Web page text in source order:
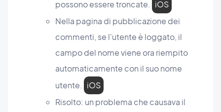
possono essere troncate. iOS
Nella pagina di pubblicazione dei
commenti, se l'utente è loggato, il
campo del nome viene ora riempito
automaticamente con il suo nome
utente. iOS
Risolto: un problema che causava il